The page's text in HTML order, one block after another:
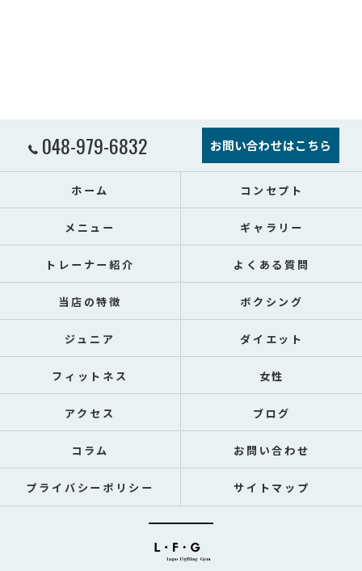
048-979-6832 お問い合わせはこちら
ホーム コンセプト
メニュー ギャラリー
トレーナー紹介 よくある質問
当店の特徴 ボクシング
ジュニア ダイエット
フィットネス 女性
アクセス ブログ
コラム お問い合わせ
プライバシーポリシー サイトマップ